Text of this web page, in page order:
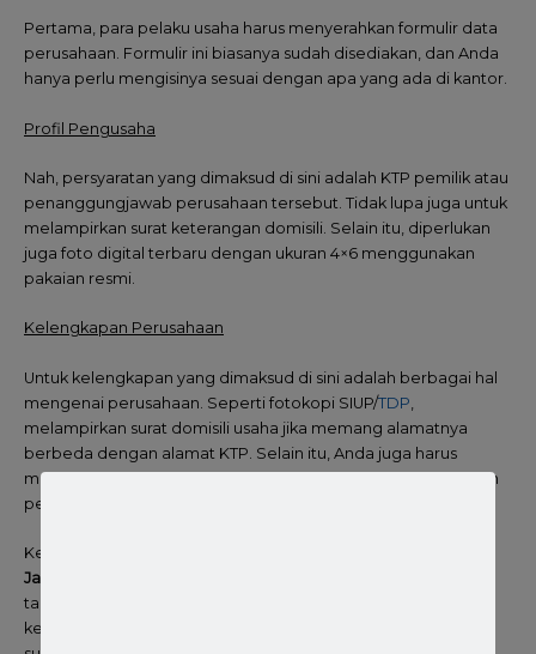
Pertama, para pelaku usaha harus menyerahkan formulir data
perusahaan. Formulir ini biasanya sudah disediakan, dan Anda
hanya perlu mengisinya sesuai dengan apa yang ada di kantor.
Profil Pengusaha
Nah, persyaratan yang dimaksud di sini adalah KTP pemilik atau
penanggungjawab perusahaan tersebut. Tidak lupa juga untuk
melampirkan surat keterangan domisili. Selain itu, diperlukan
juga foto digital terbaru dengan ukuran 4×6 menggunakan
pakaian resmi.
Kelengkapan Perusahaan
Untuk kelengkapan yang dimaksud di sini adalah berbagai hal
mengenai perusahaan. Seperti fotokopi SIUP/TDP
melampirkan surat domisili usaha jika memang alamatnya
berbeda dengan alamat KTP. Selain itu, Anda juga harus
melampirkan foto rumah produksi tampak depan, foto rumah
penyimpanan untuk bahan baku.
Kemudian, ketika akan memakai
Jakarta
tampak tempat sampah tertutup, foto tahap produksi atau
kemas ulang, foto tempat penyimpanan untuk produk yang